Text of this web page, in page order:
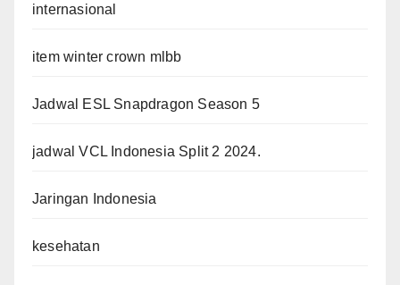
internasional
item winter crown mlbb
Jadwal ESL Snapdragon Season 5
jadwal VCL Indonesia Split 2 2024.
Jaringan Indonesia
kesehatan